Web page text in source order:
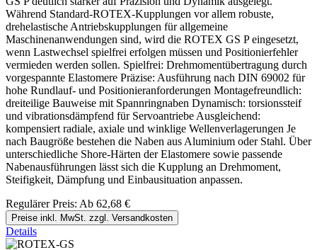
Während Standard-ROTEX-Kupplungen vor allem robuste,
drehelastische Antriebskupplungen für allgemeine
Maschinenanwendungen sind, wird die ROTEX GS P eingesetzt,
wenn Lastwechsel spielfrei erfolgen müssen und Positionierfehler
vermieden werden sollen. Spielfrei: Drehmomentübertragung durch
vorgespannte Elastomere Präzise: Ausführung nach DIN 69002 für
hohe Rundlauf- und Positionieranforderungen Montagefreundlich:
dreiteilige Bauweise mit Spannringnaben Dynamisch: torsionssteif
und vibrationsdämpfend für Servoantriebe Ausgleichend:
kompensiert radiale, axiale und winklige Wellenverlagerungen Je
nach Baugröße bestehen die Naben aus Aluminium oder Stahl. Über
unterschiedliche Shore-Härten der Elastomere sowie passende
Nabenausführungen lässt sich die Kupplung an Drehmoment,
Steifigkeit, Dämpfung und Einbausituation anpassen.
Regulärer Preis: Ab 62,68 €
Preise inkl. MwSt. zzgl. Versandkosten
Details